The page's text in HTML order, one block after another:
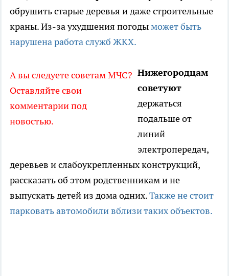
обрушить старые деревья и даже строительные
краны. Из-за ухудшения погодыможет быть
нарушена работа служб ЖКХ.
А вы следуете советам МЧС?
Оставляйте свои
комментарии под
новостью.
Нижегородцам
советуют
держаться
подальше от
линий
электропередач,
деревьев и слабоукрепленных конструкций,
рассказать об этом родственникам и не
выпускать детей из дома одних.Также не стоит
парковать автомобили вблизи таких объектов.